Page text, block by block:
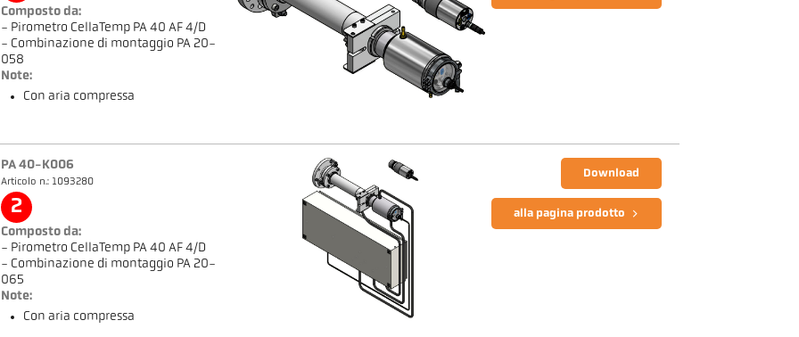
Composto da:
- Pirometro CellaTemp PA 40 AF 4/D
- Combinazione di montaggio PA 20-
058
Note:
Con aria compressa
PA 40-K006
Articolo n.: 1093280
2
Composto da:
- Pirometro CellaTemp PA 40 AF 4/D
- Combinazione di montaggio PA 20-
065
Note:
Con aria compressa
Download
alla pagina prodotto